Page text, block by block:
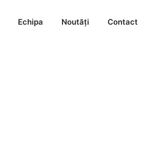
Echipa Noutăți Contact